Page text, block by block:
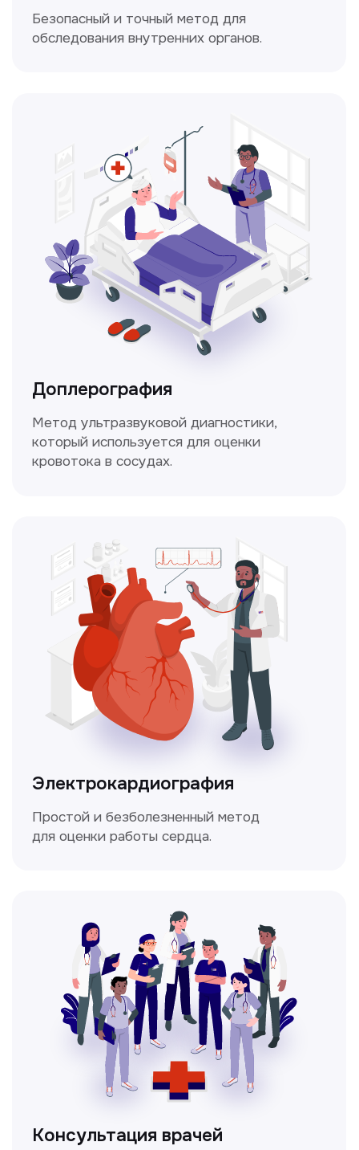
Консультация врачей
и индивидуальный план лечения
вашего здоровья.
Мультиспиральная
компьютерная томография
Высокоточный метод диагностики,
позволяющий получить детальные
изображения внутренних органов и тканей.
Чекапы
это комплексное обследование,
которое помогает оценить общее
состояние здоровья.